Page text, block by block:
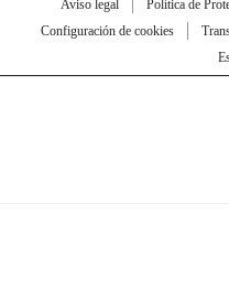
Aviso legal Política de
Configuración de cookies